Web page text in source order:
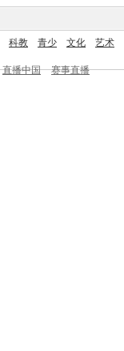
科教 青少 文化 艺术
直播中国
赛事直播